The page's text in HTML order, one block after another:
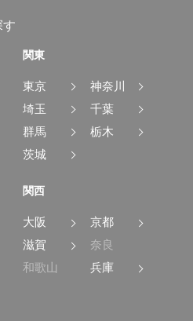
す
関東
東京
神奈川
埼玉
千葉
群馬
栃木
茨城
関西
大阪
京都
滋賀
奈良
和歌山
兵庫